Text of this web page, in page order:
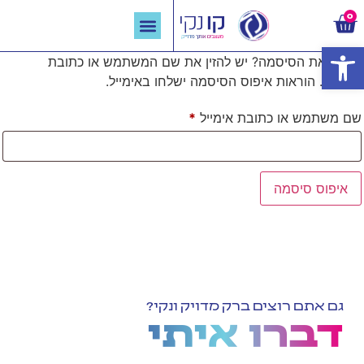
0
שכחת את הסיסמה? יש להזין את שם המשתמש או כתובת
האימייל. הוראות איפוס הסיסמה ישלחו באימייל.
שם משתמש או כתובת אימייל *
איפוס סיסמה
גם אתם רוצים ברק מדויק ונקי?
דברו איתי
פתח סרגל נגישות